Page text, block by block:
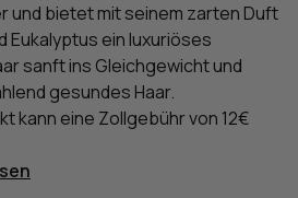
und bietet mit seinem zarten Duft
Eukalyptus ein luxuriöses
sanft ins Gleichgewicht und
gesundes Haar.
kann eine Zollgebühr von 12€